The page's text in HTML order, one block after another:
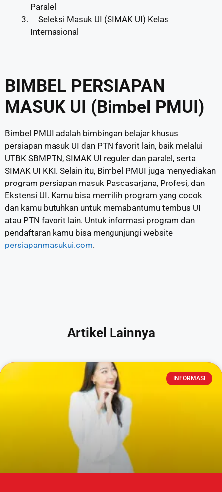
Paralel
Seleksi Masuk UI (SIMAK UI) Kelas
Internasional
BIMBEL PERSIAPAN
MASUK UI (Bimbel PMUI)
Bimbel PMUI adalah bimbingan belajar khusus
persiapan masuk UI dan PTN favorit lain, baik melalui
UTBK SBMPTN, SIMAK UI reguler dan paralel, serta
SIMAK UI KKI. Selain itu, Bimbel PMUI juga menyediakan
program persiapan masuk Pascasarjana, Profesi, dan
Ekstensi UI. Kamu bisa memilih program yang cocok
dan kamu butuhkan untuk memabantumu tembus UI
atau PTN favorit lain. Untuk informasi program dan
pendaftaran kamu bisa mengunjungi website
persiapanmasukui.com.
Artikel Lainnya
INFORMASI